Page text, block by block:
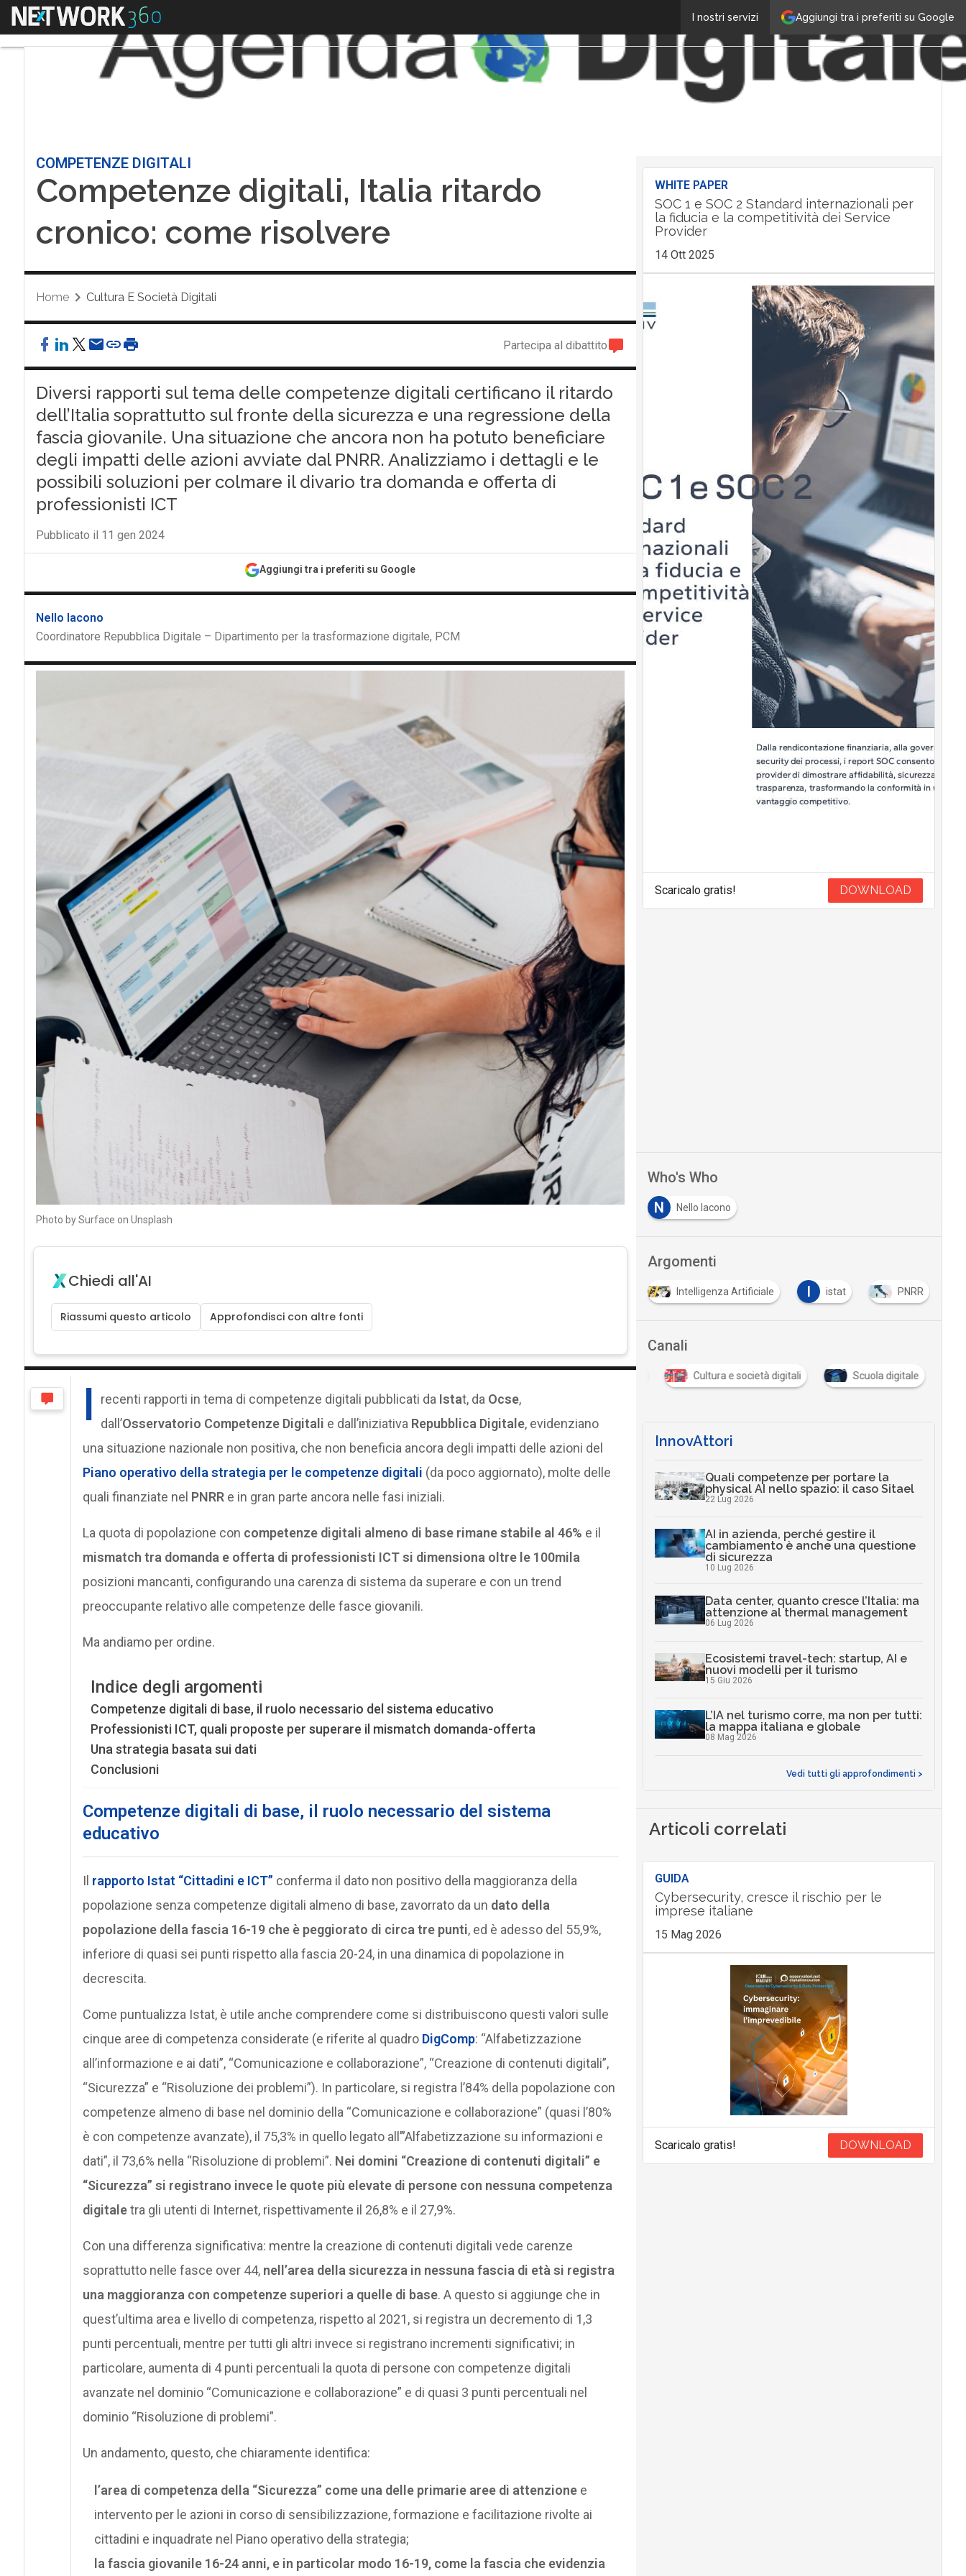
Aggiungi tra i preferiti su Google
I nostri servizi
Menu
COMPETENZE DIGITALI
Competenze digitali, Italia ritardo
cronico: come risolvere
Home Cultura E Società Digitali
Partecipa al dibattito
Diversi rapporti sul tema delle competenze digitali certificano il ritardo
dell’Italia soprattutto sul fronte della sicurezza e una regressione della
fascia giovanile. Una situazione che ancora non ha potuto beneficiare
degli impatti delle azioni avviate dal PNRR. Analizziamo i dettagli e le
possibili soluzioni per colmare il divario tra domanda e offerta di
professionisti ICT
Pubblicato il 11 gen 2024
Aggiungi tra i preferiti su Google
Nello Iacono
Coordinatore Repubblica Digitale – Dipartimento per la trasformazione digitale, PCM
Photo by Surface on Unsplash
Chiedi all'AI
Riassumi questo articolo Approfondisci con altre fonti
I recenti rapporti in tema di competenze digitali pubblicati da Istat, da Ocse,
dall’Osservatorio Competenze Digitali e dall’iniziativa Repubblica Digitale, evidenziano
una situazione nazionale non positiva, che non beneficia ancora degli impatti delle azioni del
Piano operativo della strategia per le competenze digitali (da poco aggiornato), molte delle
quali finanziate nel PNRRe in gran parte ancora nelle fasi iniziali.
La quota di popolazione con competenze digitali almeno di base rimane stabile al 46% e il
mismatch tra domanda e offerta di professionisti ICT si dimensiona oltre le 100mila
posizioni mancanti, configurando una carenza di sistema da superare e con un trend
preoccupante relativo alle competenze delle fasce giovanili.
Ma andiamo per ordine.
Indice degli argomenti
Competenze digitali di base, il ruolo necessario del sistema educativo
Professionisti ICT, quali proposte per superare il mismatch domanda-offerta
Una strategia basata sui dati
Conclusioni
Competenze digitali di base, il ruolo necessario del sistema
educativo
Il rapporto Istat “Cittadini e ICT” conferma il dato non positivo della maggioranza della
popolazione senza competenze digitali almeno di base, zavorrato da un dato della
popolazione della fascia 16-19 che è peggiorato di circa tre punti, ed è adesso del 55,9%,
inferiore di quasi sei punti rispetto alla fascia 20-24, in una dinamica di popolazione in
decrescita.
Come puntualizza Istat, è utile anche comprendere come si distribuiscono questi valori sulle
cinque aree di competenza considerate (e riferite al quadro DigComp: “Alfabetizzazione
all’informazione e ai dati”, “Comunicazione e collaborazione”, “Creazione di contenuti digitali”,
“Sicurezza” e “Risoluzione dei problemi”). In particolare, si registra l’84% della popolazione con
competenze almeno di base nel dominio della “Comunicazione e collaborazione” (quasi l’80%
è con competenze avanzate), il 75,3% in quello legato all’”Alfabetizzazione su informazioni e
dati”, il 73,6% nella “Risoluzione di problemi”. Nei domini “Creazione di contenuti digitali” e
“Sicurezza” si registrano invece le quote più elevate di persone con nessuna competenza
digitaletra gli utenti di Internet, rispettivamente il 26,8% e il 27,9%.
Con una differenza significativa: mentre la creazione di contenuti digitali vede carenze
soprattutto nelle fasce over 44, nell’area della sicurezza in nessuna fascia di età si registra
una maggioranza con competenze superiori a quelle di base. A questo si aggiunge che in
quest’ultima area e livello di competenza, rispetto al 2021, si registra un decremento di 1,3
punti percentuali, mentre per tutti gli altri invece si registrano incrementi significativi; in
particolare, aumenta di 4 punti percentuali la quota di persone con competenze digitali
avanzate nel dominio “Comunicazione e collaborazione” e di quasi 3 punti percentuali nel
dominio “Risoluzione di problemi”.
Un andamento, questo, che chiaramente identifica:
l’area di competenza della “Sicurezza” come una delle primarie aree di attenzionee
intervento per le azioni in corso di sensibilizzazione, formazione e facilitazione rivolte ai
cittadini e inquadrate nel Piano operativo della strategia;
la fascia giovanile 16-24 anni, e in particolar modo 16-19, come la fascia che evidenzia
WHITE PAPER
SOC 1 e SOC 2 Standard internazionali per
la fiducia e la competitività dei Service
Provider
14 Ott 2025
Scaricalo gratis! DOWNLOAD
Who's Who
N
Nello Iacono
Argomenti
Intelligenza Artificiale I istat PNRR
Canali
C
Cultura e società digitali Scuola digitale
InnovAttori
Quali competenze per portare la
physical AI nello spazio: il caso Sitael
22 Lug 2026
AI in azienda, perché gestire il
cambiamento è anche una questione
di sicurezza
10 Lug 2026
Data center, quanto cresce l’Italia: ma
attenzione al thermal management
06 Lug 2026
Ecosistemi travel-tech: startup, AI e
nuovi modelli per il turismo
15 Giu 2026
L’IA nel turismo corre, ma non per tutti:
la mappa italiana e globale
08 Mag 2026
Vedi tutti gli approfondimenti >
Articoli correlati
GUIDA
Cybersecurity, cresce il rischio per le
imprese italiane
15 Mag 2026
Scaricalo gratis! DOWNLOAD